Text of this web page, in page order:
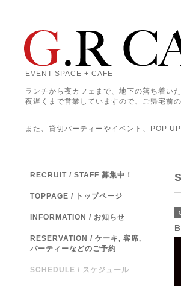
EVENT SPACE + CAFE
ランチから夜カフェまで、地下の落ち着い
夜遅くまで営業していますので、ご帰宅前
また、貸切パーティーやイベント、POP
RECRUIT / STAFF 募集中！
TOPPAGE / トップページ
INFORMATION / お知らせ
RESERVATION / ケーキ, 客席,
パーティーなどのご予約
SCHEDULE / スケジュール